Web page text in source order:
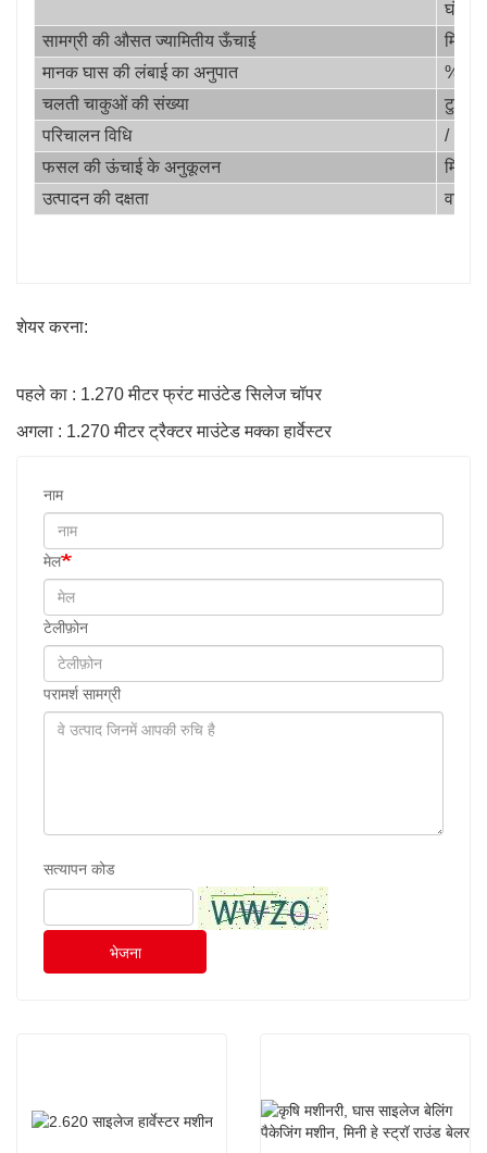
घंटा
सामग्री की औसत ज्यामितीय ऊँचाई
मिमी
मानक घास की लंबाई का अनुपात
%
चलती चाकुओं की संख्या
टुकड़ा
परिचालन विधि
/
फसल की ऊंचाई के अनुकूलन
मिमी
उत्पादन की दक्षता
वां
शेयर करना:
पहले का : 1.270 मीटर फ्रंट माउंटेड सिलेज चॉपर
अगला : 1.270 मीटर ट्रैक्टर माउंटेड मक्का हार्वेस्टर
नाम
मेल
टेलीफ़ोन
परामर्श सामग्री
सत्यापन कोड
भेजना